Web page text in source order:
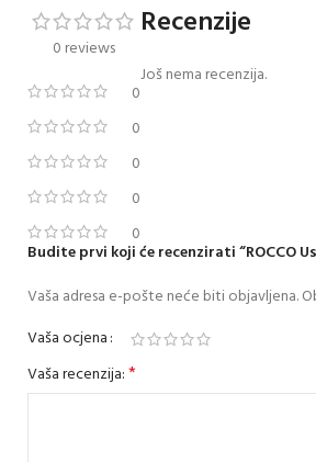
0 reviews
0
0
0
0
0
Recenzije
Još nema recenzija.
Budite prvi koji će recenzirati “ROCCO
Vaša adresa e-pošte neće biti objavljena.
Vaša ocjena
Vaša recenzija:*